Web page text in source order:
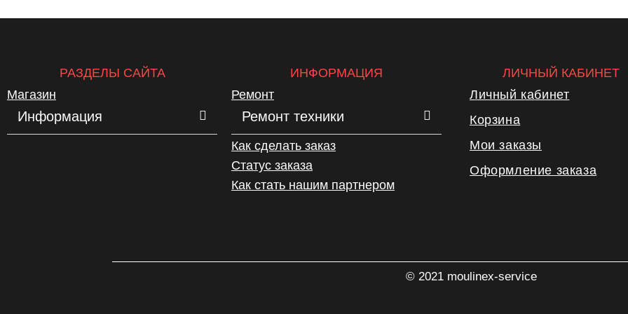
РАЗДЕЛЫ САЙТА
Магазин
Информация
ИНФОРМАЦИЯ
Ремонт
Ремонт техники
Как сделать заказ
Статус заказа
Как стать нашим партнером
ЛИЧНЫЙ КАБИНЕТ
Личный кабинет
Корзина
Мои заказы
Оформление заказа
© 2021 moulinex-service